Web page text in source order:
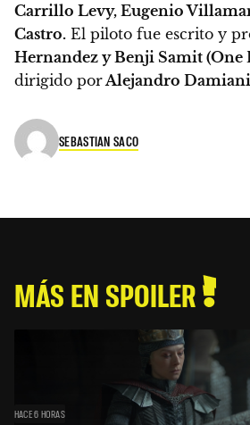
Carrillo Levy, Eugenio
Castro. El piloto fue escrito y
Hernandez y Benji Samit (One
dirigido por Alejandro
SEBASTIAN SACO
MÁS EN SPOILER
HACE 6 HORAS